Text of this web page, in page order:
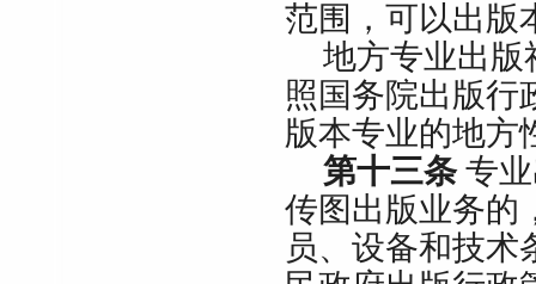
范围，可以出版
地方专业出版
照国务院出版行
版本专业的地方
第十三条专业
传图出版业务的
员、设备和技术